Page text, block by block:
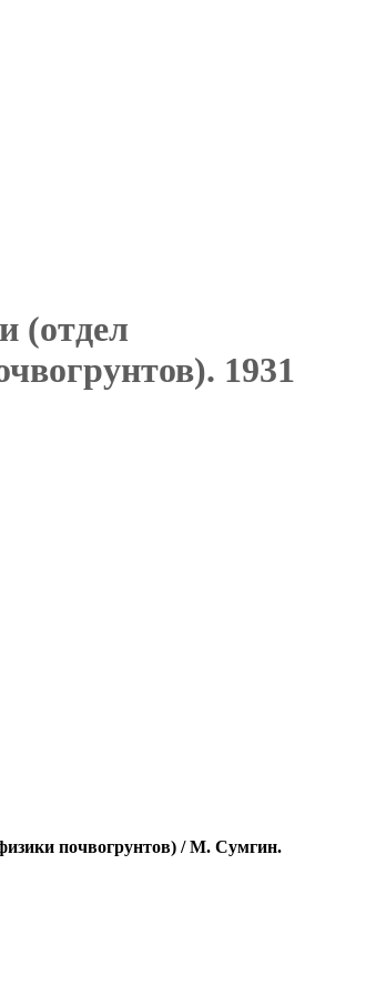
(отдел
1931
почвогрунтов) / М. Сумгин.